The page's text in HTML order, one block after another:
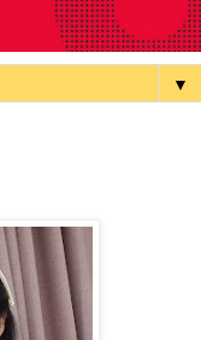
▼